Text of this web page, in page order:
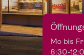
Mo bis
8:30-